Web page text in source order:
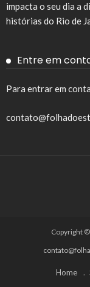
impacta o seu dia a
histórias do Rio de
Entre em
Para entrar em
Copyright
Home